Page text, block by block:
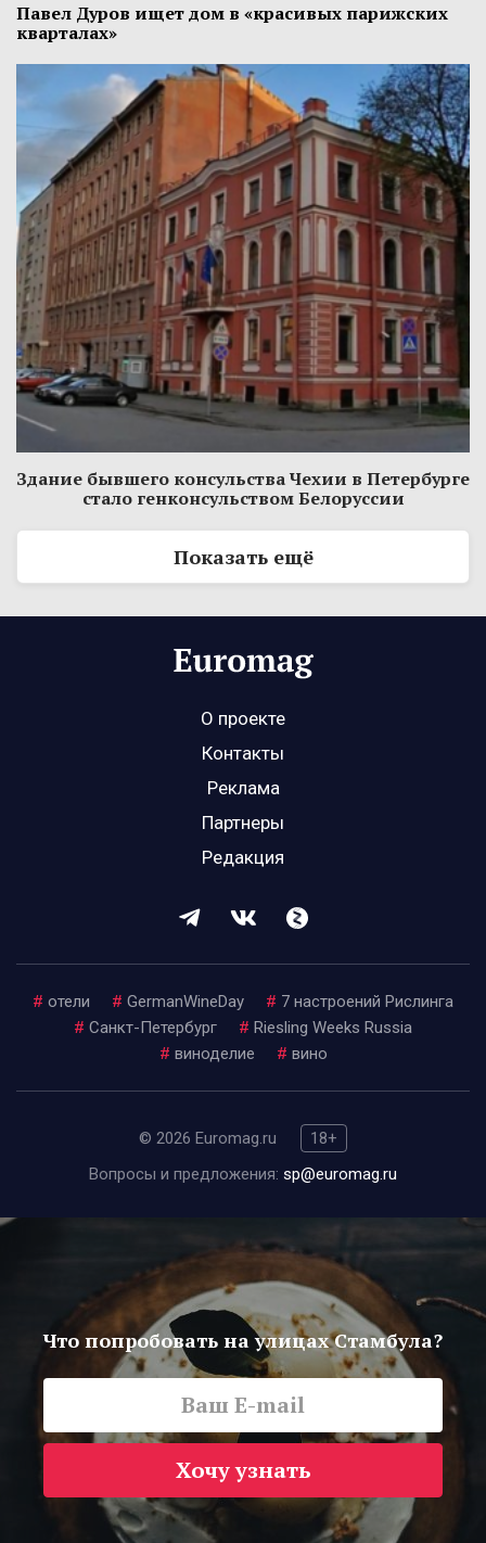
Павел Дуров ищет дом в «красивых парижских
кварталах»
Здание бывшего консульства Чехии в Петербурге
стало генконсульством Белоруссии
Показать ещё
О проекте
Контакты
Реклама
Партнеры
Редакция
# отели # GermanWineDay # 7 настроений Рислинга
# Санкт-Петербург # Riesling Weeks Russia
# виноделие # вино
© 2026 Euromag.ru
18+
Вопросы и предложения: sp@euromag.ru
Что попробовать на улицах Стамбула?
Хочу узнать